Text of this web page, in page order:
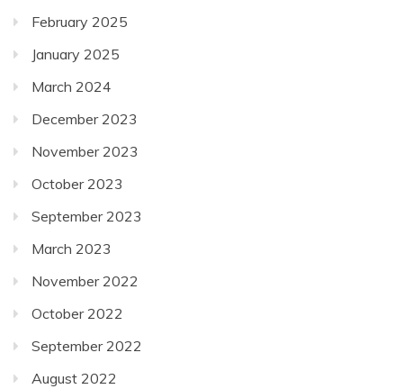
February 2025
January 2025
March 2024
December 2023
November 2023
October 2023
September 2023
March 2023
November 2022
October 2022
September 2022
August 2022